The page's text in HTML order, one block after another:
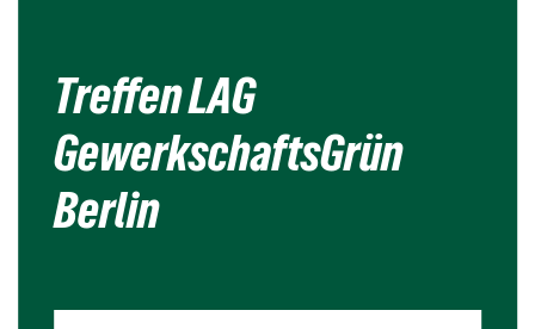
Treffen LAG
GewerkschaftsGrün
Berlin